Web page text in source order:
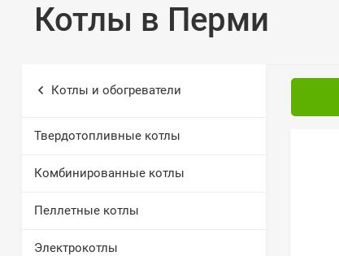
Котлы в Перми
Котлы и обогреватели
Твердотопливные котлы
Комбинированные котлы
Пеллетные котлы
Электрокотлы